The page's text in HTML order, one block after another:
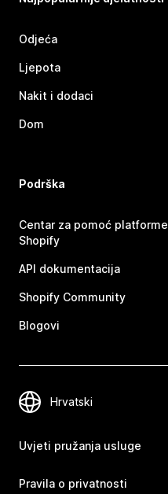
Odjeća
Ljepota
Nakit i dodaci
Dom
Podrška
Centar za pomoć platforme
Shopify
API dokumentacija
Shopify Community
Blogovi
Uvjeti pružanja usluge
Pravila o privatnosti